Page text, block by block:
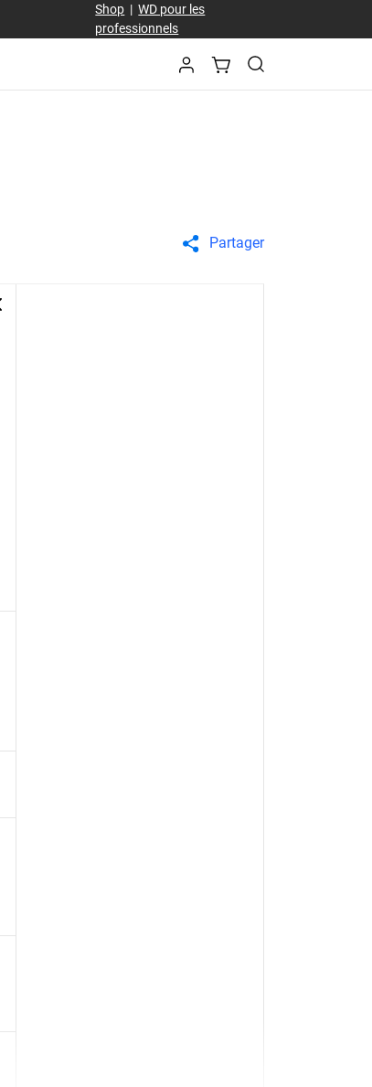
Shop |WD pour les
professionnels
Partager